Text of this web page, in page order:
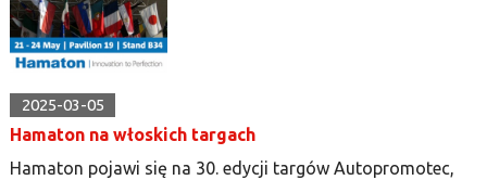
2025-03-05
Hamaton na włoskich targach
Hamaton pojawi się na 30. edycji targów Autopromotec,